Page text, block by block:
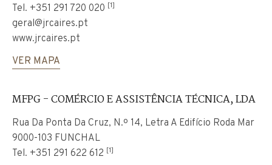
Tel. +351 291 720 020 [1]
geral@jrcaires.pt
www.jrcaires.pt
VER MAPA
MFPG - COMÉRCIO E ASSISTÊNCIA TÉCNICA, LDA
Rua Da Ponta Da Cruz, N.º 14, Letra A Edifício Roda Mar
9000-103 FUNCHAL
Tel. +351 291 622 612 [1]